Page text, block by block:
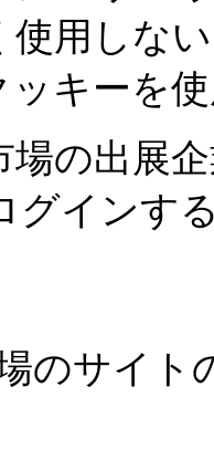
使用しな
ッキーを
場の出展
グインす
のサイト